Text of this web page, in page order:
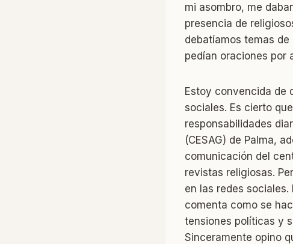
mi asombro, me
presencia de
debatíamos temas
pedían oraciones por
Estoy convencida de
sociales. Es cierto
responsabilidades
(CESAG) de Palma,
comunicación del
revistas religiosas.
en las redes
comenta como se
tensiones políticas y
Sinceramente opino